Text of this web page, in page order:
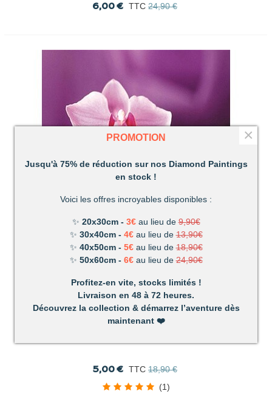
6,00 € TTC 24,90 €
PROMO-73,55%
5,00 € TTC 18,90 €
(1)
PROMOTION
Jusqu'à 75% de réduction sur nos Diamond Paintings
en stock !
Voici les offres incroyables disponibles :
✨ 20x30cm - 3€au lieu de9,90€
✨ 30x40cm - 4€ au lieu de 13,90€
✨ 40x50cm - 5€ au lieu de18,90€
✨ 50x60cm - 6€ au lieu de 24,90€
Profitez-en vite, stocks limités !
Livraison en 48 à 72 heures.
Découvrez la collection & démarrez l’aventure dès
maintenant❤️
×